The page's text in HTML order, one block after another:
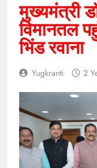
मुख्यमंत्री
विमानतल
भिंड रवाना
Yugkranti 2